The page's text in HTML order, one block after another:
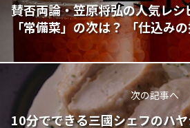
賛否両論・笠原将弘の人気レシ
「常備菜」の次は？ 「仕込み
次の記事へ
10分でできる三國シェフのハ